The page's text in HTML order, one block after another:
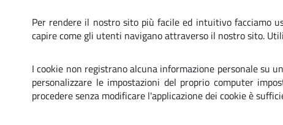
Per rendere il nostro sito più facile ed intuitivo facciamo
capire come gli utenti navigano attraverso il nostro sito.
I cookie non registrano alcuna informazione personale su
personalizzare le impostazioni del proprio computer
procedere senza modificare l'applicazione dei cookie è